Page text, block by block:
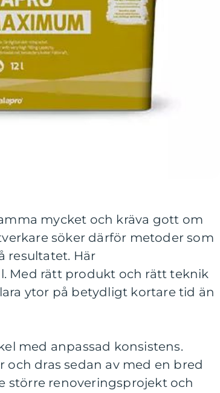
mycket och kräva gott om
söker därför metoder som
resultatet. Här
Med rätt produkt och rätt teknik
ytor på betydligt kortare tid än
med anpassad konsistens.
och dras sedan av med en bred
större renoveringsprojekt och